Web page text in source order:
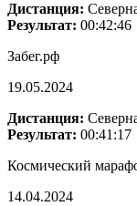
Дистанция:
Результат: 00:42:46
Забег.рф
19.05.2024
Дистанция:
Результат: 00:41:17
Космический
14.04.2024